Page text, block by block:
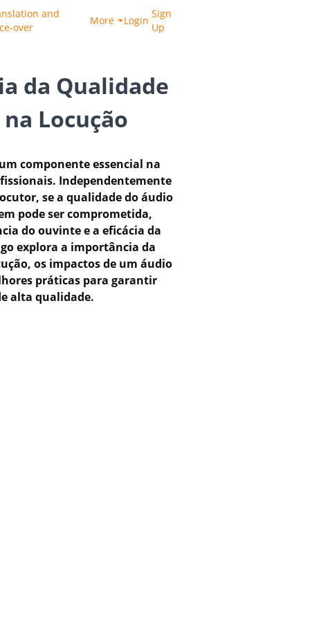
and
over
More Login
Sign
Up
da Qualidade
Locução
componente essencial na
Independentemente
se a qualidade do áudio
pode ser comprometida,
do ouvinte e a eficácia da
explora a importância da
os impactos de um áudio
práticas para garantir
alta qualidade.